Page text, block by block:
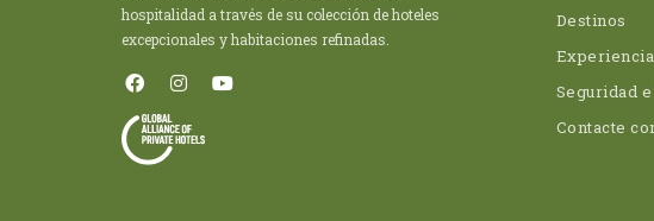
hospitalidad a través de su colección de hoteles
excepcionales y habitaciones refinadas.
Destinos
Seguridad
Contacte